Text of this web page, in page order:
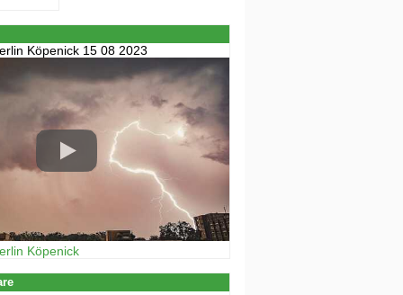
Köpenick 15 08 2023
Köpenick